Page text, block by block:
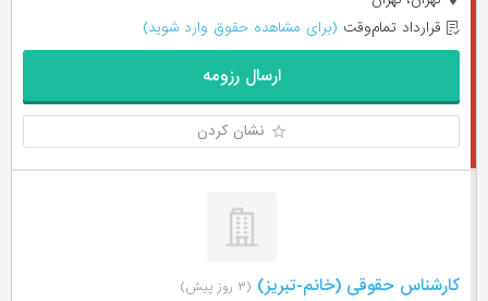
قرارداد تمام‌وقت (برای مشاهده حقوق وارد شوید)
ارسال رزومه
نشان کردن
کارشناس حقوقی (خانم-تبریز) (۳ روز پیش)